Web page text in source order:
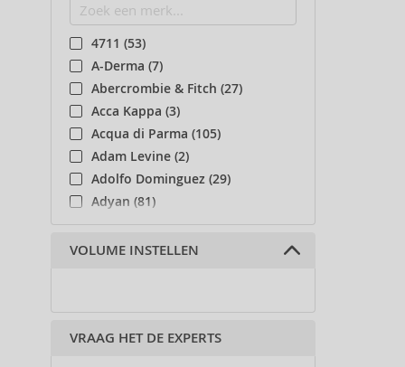
4711 (53)
A-Derma (7)
Abercrombie & Fitch (27)
Acca Kappa (3)
Acqua di Parma (105)
Adam Levine (2)
Adolfo Dominguez (29)
Adyan (81)
Affinage (1)
Afnan (90)
Aigner (41)
Ajmal (87)
VOLUME INSTELLEN
VRAAG HET DE EXPERTS